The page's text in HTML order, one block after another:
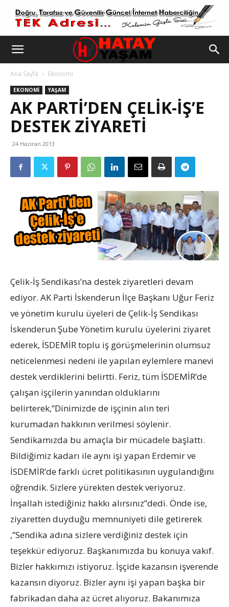
Ana Sayfa Ekonomi
EKONOMI YAŞAM
AK PARTI’DEN ÇELIK-İŞ’E
DESTEK ZIYARETI
24 Haziran 2013
Çelik-İş Sendikası’na destek ziyaretleri devam
ediyor. AK Parti İskenderun İlçe Başkanı Uğur Feriz
ve yönetim kurulu üyeleri de Çelik-İş Sendikası
İskenderun Şube Yönetim kurulu üyelerini ziyaret
ederek, İSDEMİR toplu iş görüşmelerinin olumsuz
neticelenmesi nedeni ile yapılan eylemlere manevi
destek verdiklerini belirtti. Feriz, tüm İSDEMİR’de
çalışan işçilerin yanından olduklarını
belirterek,”Dinimizde de işçinin alın teri
kurumadan hakkının verilmesi söylenir.
Sendikamızda bu amaçla bir mücadele başlattı.
Bildiğimiz kadarı ile aynı işi yapan Erdemir ve
İSDEMİR’de farklı ücret politikasının uygulandığını
öğrendik. Sizlere yürekten destek veriyoruz.
İnşallah istediğiniz hakkı alırsınız”dedi. Önde ise,
ziyaretten duyduğu memnuniyeti dile getirerek
,”Sendika adına sizlere verdiğiniz destek için
teşekkür ediyoruz. Başkanımızda bu konuya vakıf.
Bizler hakkımızı istiyoruz. İşçide kazansın işverende
kazansın diyoruz. Bizler aynı işi yapan başka bir
fabrikadan daha az ücret alıyoruz. Bakanımıza